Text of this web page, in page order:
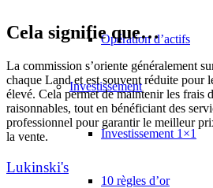
Opération d’actifs
Investissement
Investissement 1×1
10 règles d’or
Cela signifie que…
La commission s’oriente généralement
chaque Land et est souvent réduite pour
élevé. Cela permet de maintenir les frais
raisonnables, tout en bénéficiant des
professionnel pour garantir le meilleur
la vente.
Lukinski's